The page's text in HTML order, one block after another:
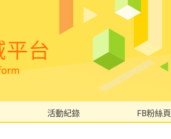
活動紀錄 FB粉絲頁